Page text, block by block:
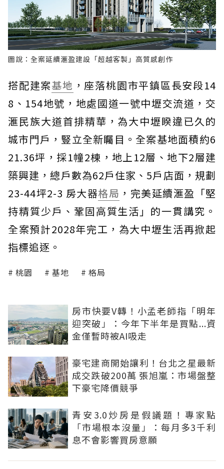
圖說：全案延續滙盈建設「超越客製」高質感創作
搭配建案基地 ，座落桃園市平鎮區長安段14
8、154地號，地處國道一號中壢交流道，交
滙民族大道首排精華，為大中壢睽違已久的
城市門戶，豎立全新矚目。全案基地面積約6
21.36坪，採1幢2棟，地上12層、地下2層建
築興建，總戶數為62戶住家、5戶店面，規劃
23-44坪2-3 房大器格局 ，完美延續滙盈「堅
持精質少戶、鞏固高質生活」的一貫講究。
全案預計2028年完工，為大中壢生活再掀起
指標追逐。
桃園 基地 格局
房市快要V轉！小孟老師指「明年
迎突破」：今年下半年是買點...資
金僅暫時被AI吸走
豪宅建商開始讓利！台北之星最新
成交跌破200萬 張旭嵐：市場盤整
下豪宅降價競爭
青安3.0炒房是假議題！專家點
「市場根本沒量」：每月多3千利
息不會影響買房意願